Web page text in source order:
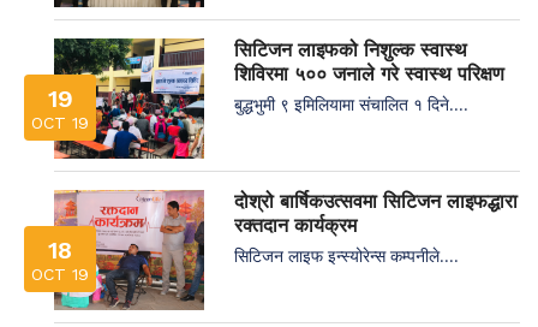
19
OCT 19
सिटिजन लाइफको निशुल्क स्वास्थ
शिविरमा ५०० जनाले गरे स्वास्थ परिक्षण
बुद्धभुमी ९ इमिलियामा संचालित १ दिने....
18
OCT 19
दोश्रो बार्षिकउत्सवमा सिटिजन लाइफद्धारा
रक्तदान कार्यक्रम
सिटिजन लाइफ इन्स्योरेन्स कम्पनीले....